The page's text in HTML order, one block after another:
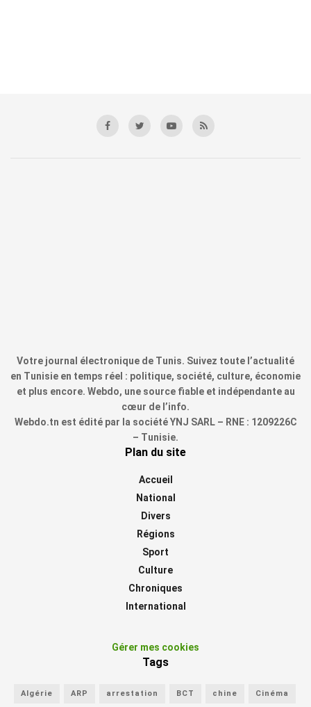
Votre journal électronique de Tunis. Suivez toute l’actualité
en Tunisie en temps réel : politique, société, culture, économie
et plus encore. Webdo, une source fiable et indépendante au
cœur de l’info.
Webdo.tn est édité par la société YNJ SARL – RNE : 1209226C
– Tunisie.
Plan du site
Accueil
National
Divers
Régions
Sport
Culture
Chroniques
International
Gérer mes cookies
Tags
Algérie ARP arrestation BCT chine Cinéma